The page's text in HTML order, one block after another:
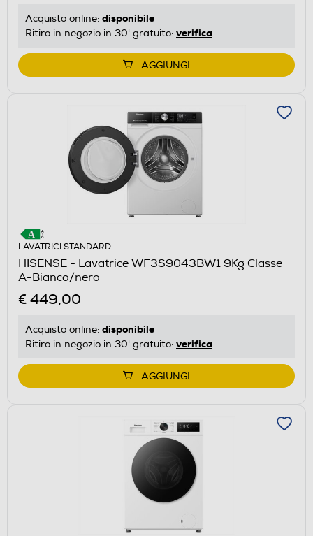
Acquisto online: disponibile
Ritiro in negozio in 30' gratuito: verifica
AGGIUNGI
LAVATRICI STANDARD
HISENSE - Lavatrice WF3S9043BW1 9Kg Classe
A-Bianco/nero
€ 449,00
Acquisto online: disponibile
Ritiro in negozio in 30' gratuito: verifica
AGGIUNGI